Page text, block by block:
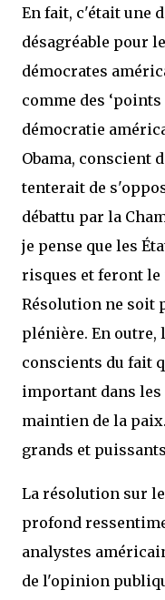
En fait, c'était une
désagréable pour
démocrates
comme des
démocratie
Obama, conscient
tenterait de
débattu par la
je pense que les
risques et feront le
Résolution ne soit
plénière. En outre,
conscients du fait
important dans
maintien de la
grands et
La résolution sur
profond
analystes
de l'opinion